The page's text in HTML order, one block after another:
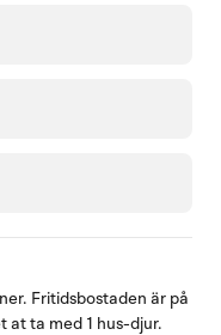
Fritidsbostaden är på
at ta med 1 hus-djur.